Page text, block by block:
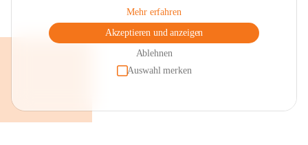
Mehr erfahren
Akzeptieren und anzeigen
Ablehnen
Auswahl merken